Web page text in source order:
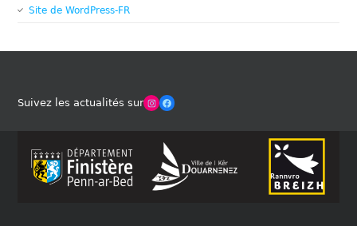
Site de WordPress-FR
Suivez les actualités surWinches Club OfficielFacebook